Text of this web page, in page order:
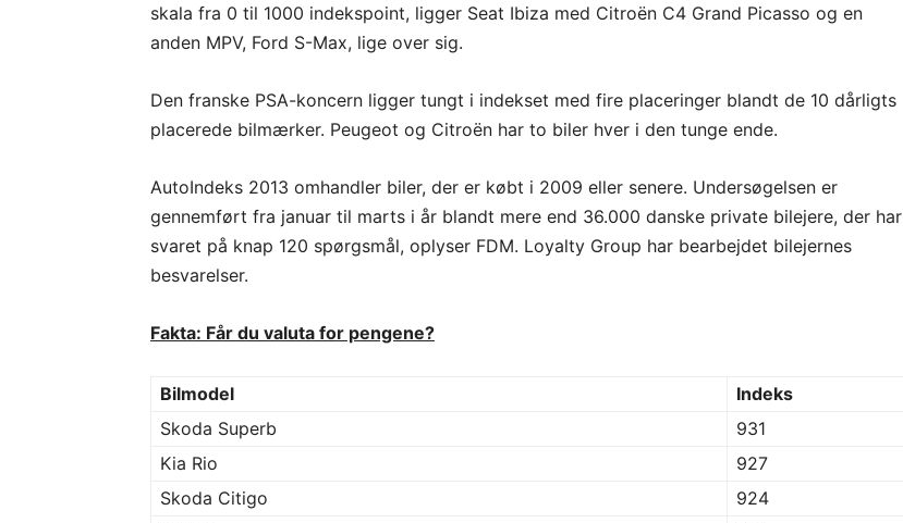
skala fra 0 til 1000 indekspoint, ligger Seat Ibiza med Citroën C4 Grand Picasso og en
anden MPV, Ford S-Max, lige over sig.
Den franske PSA-koncern ligger tungt i indekset med fire placeringer blandt de 10 dårligts
placerede bilmærker. Peugeot og Citroën har to biler hver i den tunge ende.
AutoIndeks 2013 omhandler biler, der er købt i 2009 eller senere. Undersøgelsen er
gennemført fra januar til marts i år blandt mere end 36.000 danske private bilejere, der har
svaret på knap 120 spørgsmål, oplyser FDM. Loyalty Group har bearbejdet bilejernes
besvarelser.
Fakta: Får du valuta for pengene?
Bilmodel
Indeks
Skoda Superb
931
Kia Rio
927
Skoda Citigo
924